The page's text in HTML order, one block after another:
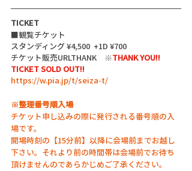
TICKET
■観覧チケット
スタンディング ¥4,500  +1D ¥700
チケット販売URLTHANK　※THANK YOU!!
TICKET SOLD OUT!!
https://w.pia.jp/t/seiza-t/
※整理番号順入場
チケット申し込みの際に発行される番号順の入
場です。
開場時刻の【15分前】以降に会場前までお越し
下さい。それより前の時間帯は会場前でお待ち
頂けませんのであらかじめご了承ください。